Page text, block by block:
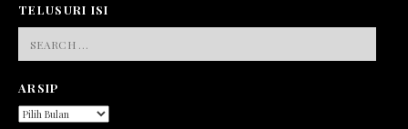
TELUSURI ISI
FOR:
ARSIP
ARSIP